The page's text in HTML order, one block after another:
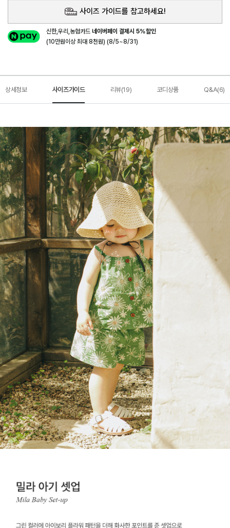
사이즈 가이드를 참고하세요!
신한,우리,농협카드네이버페이 결제시 5%할인
(10만원이상 최대 8천원) (8/5~8/31)
상세정보 사이즈가이드 리뷰(19) 코디상품 Q&A(6)